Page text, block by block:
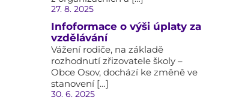
27. 8. 2025
Infoformace o výši úplaty za
vzdělávání
Vážení rodiče, na základě
rozhodnutí zřizovatele školy –
Obce Osov, dochází ke změně ve
stanovení […]
30. 6. 2025